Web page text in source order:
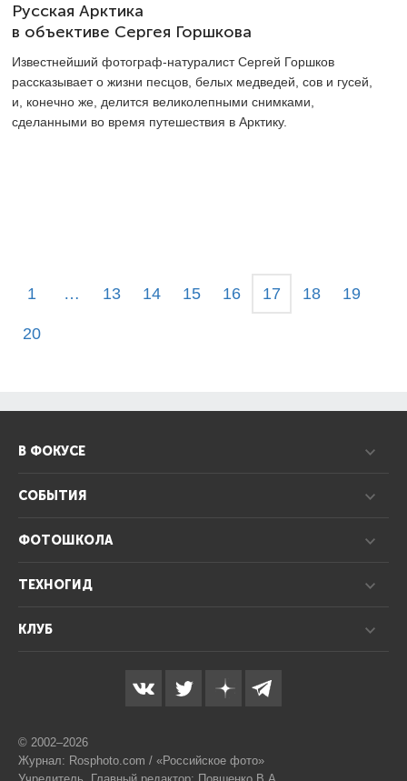
Русская Арктика
в объективе Сергея Горшкова
Известнейший фотограф-натуралист Сергей Горшков
рассказывает о жизни песцов, белых медведей, сов и гусей,
и, конечно же, делится великолепными снимками,
сделанными во время путешествия в Арктику.
1 … 13 14 15 16 17 18 19
20
В ФОКУСЕ
СОБЫТИЯ
ФОТОШКОЛА
ТЕХНОГИД
КЛУБ
© 2002–2026
Журнал: Rosphoto.com / «Российское фото»